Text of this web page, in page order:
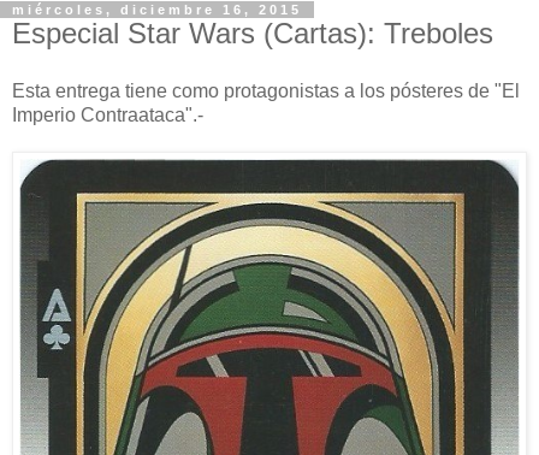
miércoles, diciembre 16, 2015
Especial Star Wars (Cartas): Treboles
Esta entrega tiene como protagonistas a los pósteres de "El
Imperio Contraataca".-